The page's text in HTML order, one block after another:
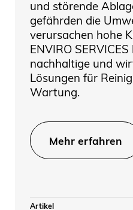
und störende
gefährden die
verursachen hohe
ENVIRO
nachhaltige und
Lösungen für
Wartung.
Mehr erfahren
Artikel